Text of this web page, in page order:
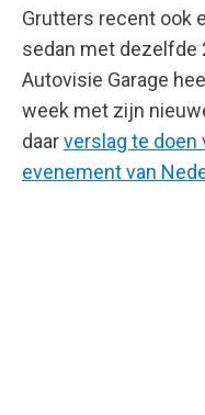
Grutters recent ook
sedan met dezelfde
Autovisie Garage
week met zijn
daarverslag te doen
evenement van